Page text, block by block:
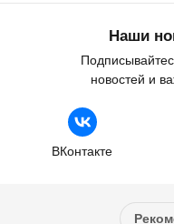
Наши
новостей и
ВКонтакте